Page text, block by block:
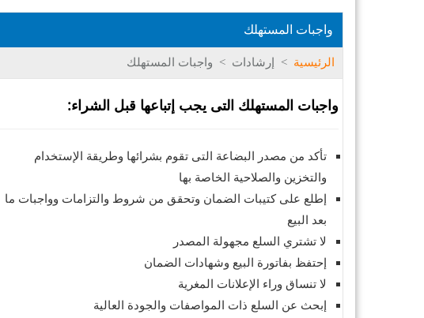
واجبات المستهلك
الرئيسية > إرشادات > واجبات المستهلك
واجبات المستهلك التى يجب إتباعها قبل الشراء:
تأكد من مصدر البضاعة التى تقوم بشرائها وطريقة الإستخدام
والتخزين والصلاحية الخاصة بها
إطلع على كتيبات الضمان وتحقق من شروط والتزامات وواجبات ما
بعد البيع
لا تشتري السلع مجهولة المصدر
إحتفظ بفاتورة البيع وشهادات الضمان
لا تنساق وراء الإعلانات المغرية
إبحث عن السلع ذات المواصفات والجودة العالية